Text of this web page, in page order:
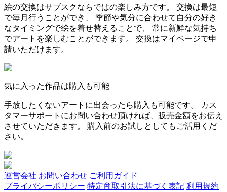
絵の交換はサブスクならではの楽しみ方です。 交換は最短
で毎月行うことができ、 季節や気分に合わせて自分の好き
なタイミングで絵を着せ替えることで、 常に新鮮な気持ち
でアートを楽しむことができます。 交換はマイページで申
請いただけます。
気に入った作品は購入も可能
手放したくないアートに出会ったら購入も可能です。 カス
タマーサポートにお問い合わせ頂ければ、販売金額をお伝え
させていただきます。 購入前のお試しとしてもご活用くだ
さい。
運営会社 お問い合わせ ご利用ガイド
プライバシーポリシー 特定商取引法に基づく表記 利用規約